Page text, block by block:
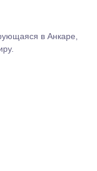
в Анкаре,